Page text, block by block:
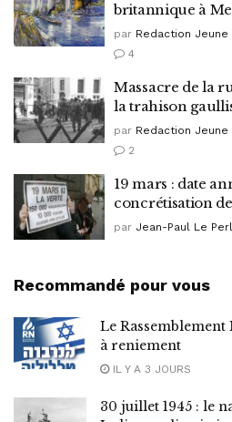
britannique à
par Redaction Jeune
4
Massacre de la
la trahison
par Redaction Jeune
2
19 mars : date
concrétisation
par Jean-Paul Le
Recommandé pour vous
Le
à reniement
IL Y A 3 JOURS
30 juillet 1945 : le